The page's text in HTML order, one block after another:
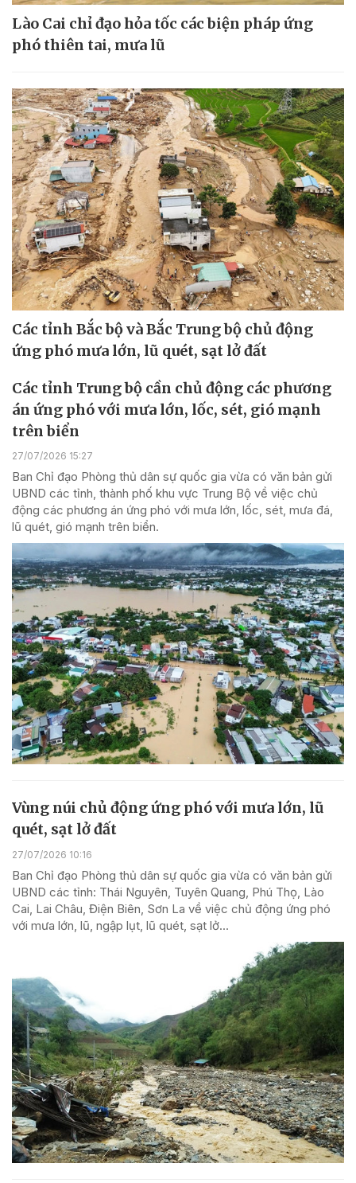
Lào Cai chỉ đạo hỏa tốc các biện pháp ứng
phó thiên tai, mưa lũ
Các tỉnh Bắc bộ và Bắc Trung bộ chủ động
ứng phó mưa lớn, lũ quét, sạt lở đất
Các tỉnh Trung bộ cần chủ động các phương
án ứng phó với mưa lớn, lốc, sét, gió mạnh
trên biển
27/07/2026 15:27
Ban Chỉ đạo Phòng thủ dân sự quốc gia vừa có văn bản gửi
UBND các tỉnh, thành phố khu vực Trung Bộ về việc chủ
động các phương án ứng phó với mưa lớn, lốc, sét, mưa đá,
lũ quét, gió mạnh trên biển.
Vùng núi chủ động ứng phó với mưa lớn, lũ
quét, sạt lở đất
27/07/2026 10:16
Ban Chỉ đạo Phòng thủ dân sự quốc gia vừa có văn bản gửi
UBND các tỉnh: Thái Nguyên, Tuyên Quang, Phú Thọ, Lào
Cai, Lai Châu, Điện Biên, Sơn La về việc chủ động ứng phó
với mưa lớn, lũ, ngập lụt, lũ quét, sạt lở...